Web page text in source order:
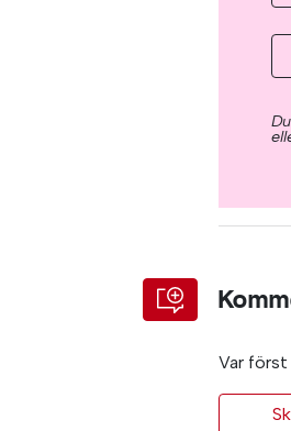
Var först